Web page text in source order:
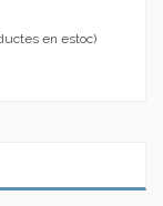
en estoc)